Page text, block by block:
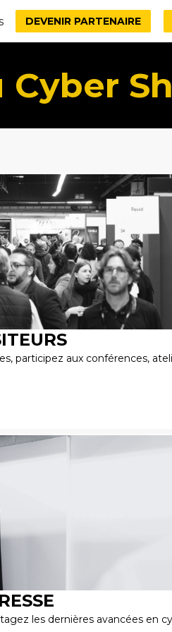
DEVENIR PARTENAIRE
participez aux conférences,
les dernières avancées en